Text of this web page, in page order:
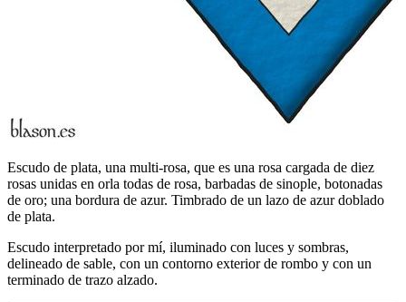
Escudo de plata, una multi-rosa, que es una rosa cargada de diez
rosas unidas en orla todas de rosa, barbadas de sinople, botonadas
de oro; una bordura de azur. Timbrado de un lazo de azur doblado
de plata.
Escudo interpretado por mí, iluminado con luces y sombras,
delineado de sable, con un contorno exterior de rombo y con un
terminado de trazo alzado.